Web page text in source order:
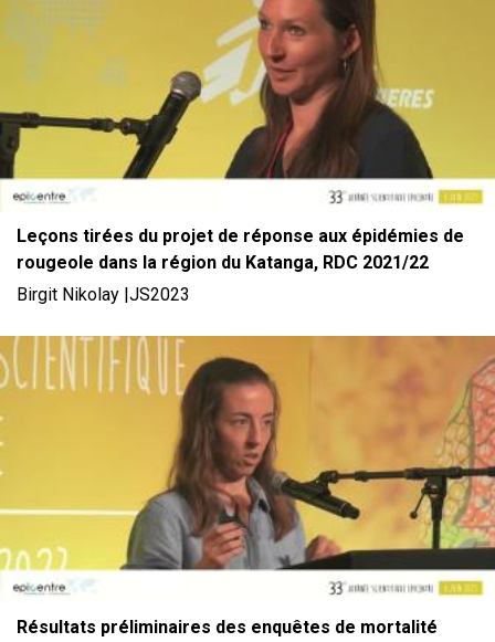
Leçons tirées du projet de réponse aux épidémies de
rougeole dans la région du Katanga, RDC 2021/22
Birgit Nikolay |JS2023
File
Résultats préliminaires des enquêtes de mortalité